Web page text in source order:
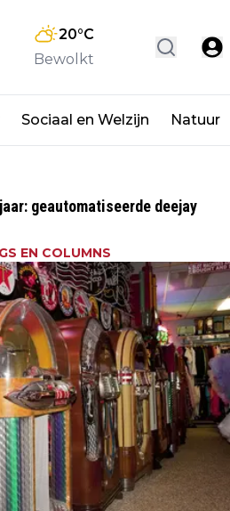
20°C
Bewolkt
Sociaal en Welzijn Natuur
geautomatiseerde deejay
EN COLUMNS